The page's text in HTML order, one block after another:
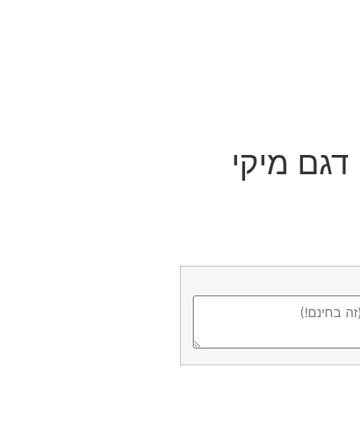
מיקי